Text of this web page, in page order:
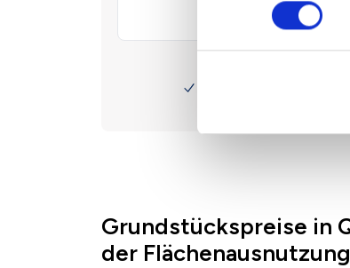
Grundstückspreise in
der Flächenausnutzung